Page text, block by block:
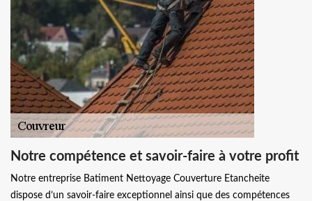
Notre compétence et savoir-faire à votre profit
Notre entreprise Batiment Nettoyage Couverture Etancheite
dispose d’un savoir-faire exceptionnel ainsi que des compétences